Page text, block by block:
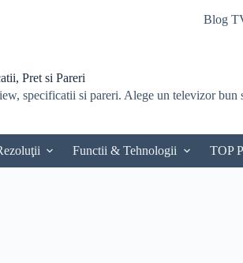
Blog
Pret si Pareri
specificatii si pareri. Alege un televizor
Functii & Tehnologii TOP